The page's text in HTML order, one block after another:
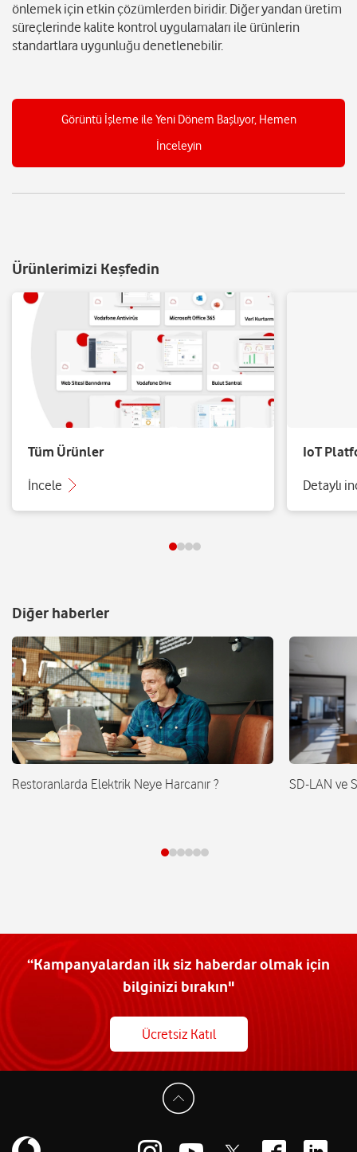
önlemek için etkin çözümlerden biridir. Diğer yandan üretim
süreçlerinde kalite kontrol uygulamaları ile ürünlerin
standartlara uygunluğu denetlenebilir.
Görüntü İşleme ile Yeni Dönem Başlıyor, Hemen
İnceleyin
Ürünlerimizi Keşfedin
Tüm Ürünler
İncele
IoT
Detaylı
Diğer haberler
Restoranlarda Elektrik Neye Harcanır ? SD-LAN ve
“Kampanyalardan ilk siz haberdar olmak için
bilginizi bırakın"
Ücretsiz Katıl